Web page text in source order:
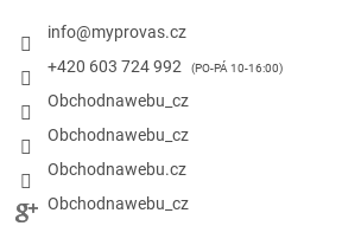
info@myprovas.cz
+420 603 724 992
Obchodnawebu_cz
Obchodnawebu_cz
Obchodnawebu.cz
Obchodnawebu_cz